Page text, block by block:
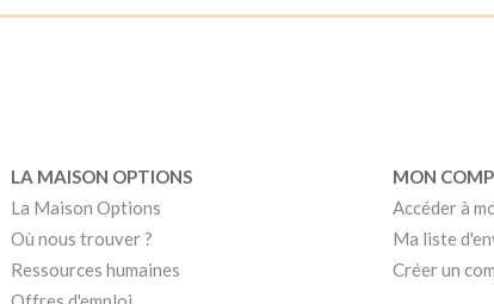
LA MAISON OPTIONS
La Maison Options
Où nous trouver ?
Ressources humaines
MON
Accéder à
Ma liste
Créer un